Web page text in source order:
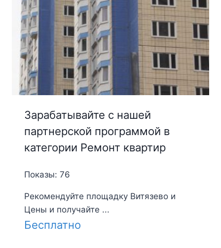
Зарабатывайте с нашей
партнерской программой в
категории Ремонт квартир
Показы: 76
Рекомендуйте площадку Витязево и
Цены и получайте ...
Бесплатно